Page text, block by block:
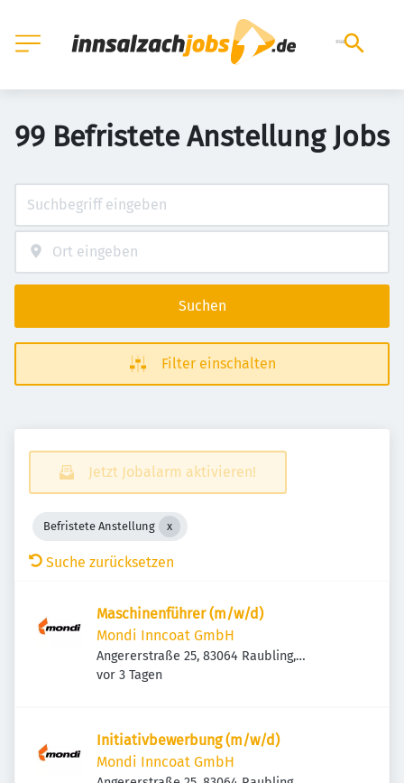
99 Befristete Anstellung Jobs
Suchen
Filter einschalten
Jetzt Jobalarm aktivieren!
Befristete Anstellung
Suche zurücksetzen
Maschinenführer (m/w/d)
Mondi Inncoat GmbH
Angererstraße 25, 83064 Raubling,
Deutschland
Veröffentlicht
vor 3 Tagen
Initiativbewerbung (m/w/d)
Mondi Inncoat GmbH